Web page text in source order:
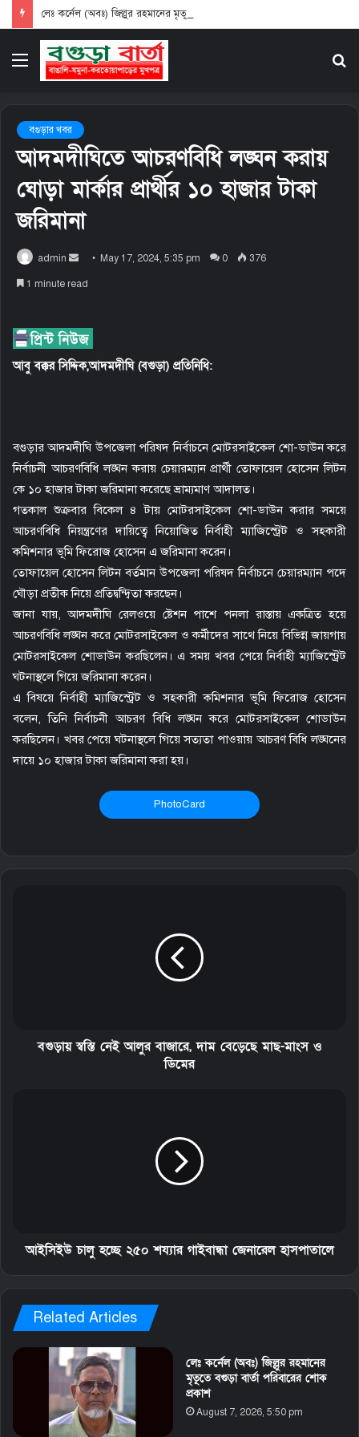
Menu
বগুড়ার খবর
আদমদীঘিতে আচরণবিধি লঙ্ঘন করায়
ঘোড়া মার্কার প্রার্থীর ১০ হাজার টাকা
জরিমানা
admin
a
e
l
May 17, 2024, 5:35 pm 0 376
1 minute read
আবু বক্কর সিদ্দিক,আদমদীঘি (বগুড়া) প্রতিনিধি:
বগুড়ার আদমদীঘি উপজেলা পরিষদ নির্বাচনে মোটরসাইকেল শো-ডাউন করে
নির্বাচনী আচরণবিধি লঙ্ঘন করায় চেয়ারম্যান প্রার্থী তোফায়েল হোসেন লিটন
কে ১০ হাজার টাকা জরিমানা করেছে ভ্রাম্যমাণ আদালত।
গতকাল শুক্রবার বিকেল ৪ টায় মোটরসাইকেল শো-ডাউন করার সময়ে
আচরণবিধি নিয়ন্ত্রণের দায়িত্বে নিয়োজিত নির্বাহী ম্যাজিস্ট্রেট ও সহকারী
কমিশনার ভূমি ফিরোজ হোসেন এ জরিমানা করেন।
তোফায়েল হোসেন লিটন বর্তমান উপজেলা পরিষদ নির্বাচনে চেয়ারম্যান পদে
ঘৌড়া প্রতীক নিয়ে প্রতিদ্বন্দ্বিতা করছেন।
জানা যায়, আদমদীঘি রেলওয়ে ষ্টেশন পাশে পনলা রাস্তায় একত্রিত হয়ে
আচরণবিধি লঙ্ঘন করে মোটরসাইকেল ও কর্মীদের সাথে নিয়ে বিভিন্ন জায়গায়
মোটরসাইকেল শোডাউন করছিলেন। এ সময় খবর পেয়ে নির্বাহী ম্যাজিস্ট্রেট
ঘটনাস্থলে গিয়ে জরিমানা করেন।
এ বিষয়ে নির্বাহী ম্যাজিস্ট্রেট ও সহকারী কমিশনার ভূমি ফিরোজ হোসেন
বলেন, তিনি নির্বাচনী আচরণ বিধি লঙ্ঘন করে মোটরসাইকেল শোডাউন
করছিলেন। খবর পেয়ে ঘটনাস্থলে গিয়ে সত্যতা পাওয়ায় আচরণ বিধি লঙ্ঘনের
দায়ে ১০ হাজার টাকা জরিমানা করা হয়।
PhotoCard
বগুড়ায় স্বস্তি নেই আলুর বাজারে, দাম বেড়েছে মাছ-মাংস ও
ডিমের
আইসিইউ চালু হচ্ছে ২৫০ শয্যার গাইবান্ধা জেনারেল হাসপাতালে
Related Articles
লেঃ কর্নেল (অবঃ) জিল্লুর রহমানের
মৃতূতে বগুড়া বার্তা পরিবারের শোক
প্রকাশ
August 7, 2026, 5:50 pm